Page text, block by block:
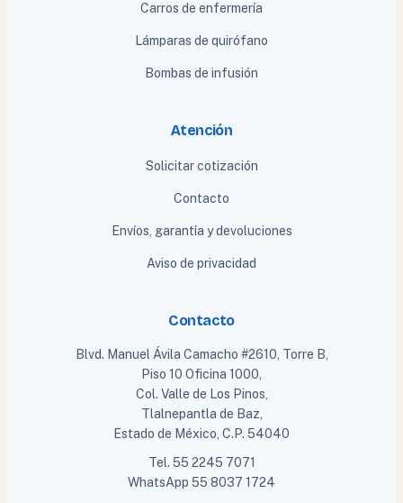
Carros de enfermería
Lámparas de quirófano
Bombas de infusión
Atención
Solicitar cotización
Contacto
Envíos, garantía y devoluciones
Aviso de privacidad
Contacto
Blvd. Manuel Ávila Camacho #2610, Torre B,
Piso 10 Oficina 1000,
Col. Valle de Los Pinos,
Tlalnepantla de Baz,
Estado de México, C.P. 54040
Tel. 55 2245 7071
WhatsApp 55 8037 1724